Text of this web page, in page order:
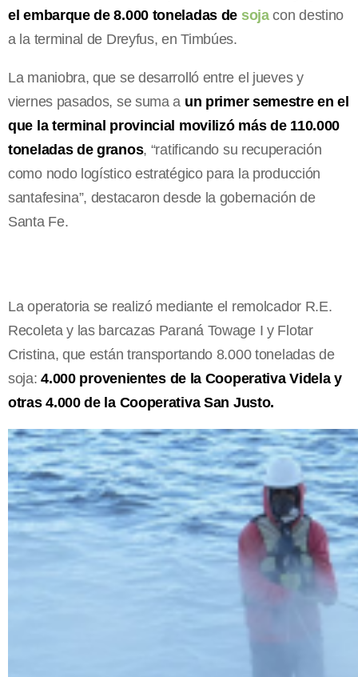
el embarque de 8.000 toneladas de sojacon destino
a la terminal de Dreyfus, en Timbúes.
La maniobra, que se desarrolló entre el jueves y
viernes pasados, se suma a un primer semestre en el
que la terminal provincial movilizó más de 110.000
toneladas de granos, “ratificando su recuperación
como nodo logístico estratégico para la producción
santafesina”, destacaron desde la gobernación de
Santa Fe.
La operatoria se realizó mediante el remolcador R.E.
Recoleta y las barcazas Paraná Towage I y Flotar
Cristina, que están transportando 8.000 toneladas de
soja:4.000 provenientes de la Cooperativa Videla y
otras 4.000 de la Cooperativa San Justo.